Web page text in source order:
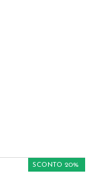
SCONTO 20%